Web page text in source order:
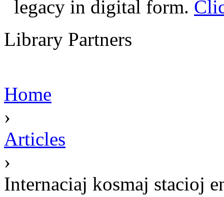
legacy in digital form.
Library Partners
Home
›
Articles
›
Internaciaj kosmaj stacioj